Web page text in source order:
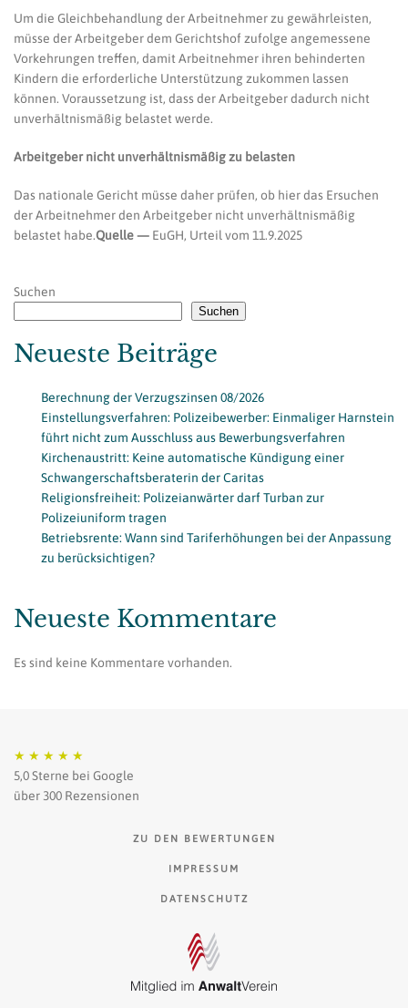
Um die Gleichbehandlung der Arbeitnehmer zu gewährleisten,
müsse der Arbeitgeber dem Gerichtshof zufolge angemessene
Vorkehrungen treffen, damit Arbeitnehmer ihren behinderten
Kindern die erforderliche Unterstützung zukommen lassen
können. Voraussetzung ist, dass der Arbeitgeber dadurch nicht
unverhältnismäßig belastet werde.
Arbeitgeber nicht unverhältnismäßig zu belasten
Das nationale Gericht müsse daher prüfen, ob hier das Ersuchen
der Arbeitnehmer den Arbeitgeber nicht unverhältnismäßig
belastet habe.Quelle — EuGH, Urteil vom 11.9.2025
Suchen
Suchen
Neueste Beiträge
Berechnung der Verzugszinsen 08/2026
Einstellungsverfahren: Polizeibewerber: Einmaliger Harnstein
führt nicht zum Ausschluss aus Bewerbungsverfahren
Kirchenaustritt: Keine automatische Kündigung einer
Schwangerschaftsberaterin der Caritas
Religionsfreiheit: Polizeianwärter darf Turban zur
Polizeiuniform tragen
Betriebsrente: Wann sind Tariferhöhungen bei der Anpassung
zu berücksichtigen?
Neueste Kommentare
Es sind keine Kommentare vorhanden.
★ ★ ★ ★ ★
5,0 Sterne bei Google
über 300 Rezensionen
ZU DEN BEWERTUNGEN
IMPRESSUM
DATENSCHUTZ